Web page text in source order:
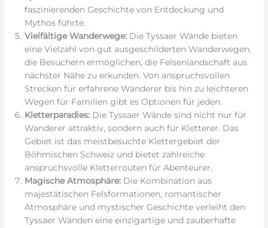
faszinierenden Geschichte von Entdeckung und
Mythos führte.
Vielfältige Wanderwege: Die Tyssaer Wände bieten
eine Vielzahl von gut ausgeschilderten Wanderwegen,
die Besuchern ermöglichen, die Felsenlandschaft aus
nächster Nähe zu erkunden. Von anspruchsvollen
Strecken für erfahrene Wanderer bis hin zu leichteren
Wegen für Familien gibt es Optionen für jeden.
Kletterparadies: Die Tyssaer Wände sind nicht nur für
Wanderer attraktiv, sondern auch für Kletterer. Das
Gebiet ist das meistbesuchte Klettergebiet der
Böhmischen Schweiz und bietet zahlreiche
anspruchsvolle Kletterrouten für Abenteurer.
Magische Atmosphäre: Die Kombination aus
majestätischen Felsformationen, romantischer
Atmosphäre und mystischer Geschichte verleiht den
Tyssaer Wänden eine einzigartige und zauberhafte